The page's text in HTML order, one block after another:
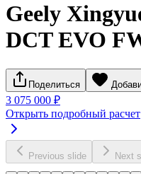
Geely
DCT EVO
Поделиться
3 075 000 ₽
Открыть подробный расчет
Previous slide Next